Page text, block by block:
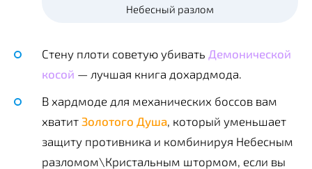
Небесный разлом
Стену плоти советую убивать Демонической
косой — лучшая книга дохардмода.
В хардмоде для механических боссов вам
хватит Золотого Душа , который уменьшает
защиту противника и комбинируя Небесным
разломом\Кристальным штормом, если вы